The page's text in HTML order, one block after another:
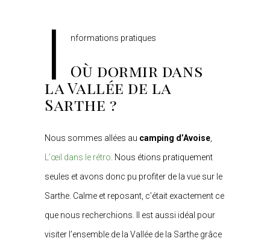
I nformations pratiques
Où dormir dans
la Vallée de la
Sarthe ?
Nous sommes allées au camping d’Avoise,
L’œil dans le rétro. Nous étions pratiquement
seules et avons donc pu profiter de la vue sur le
Sarthe. Calme et reposant, c’était exactement ce
que nous recherchions. Il est aussi idéal pour
visiter l’ensemble de la Vallée de la Sarthe grâce